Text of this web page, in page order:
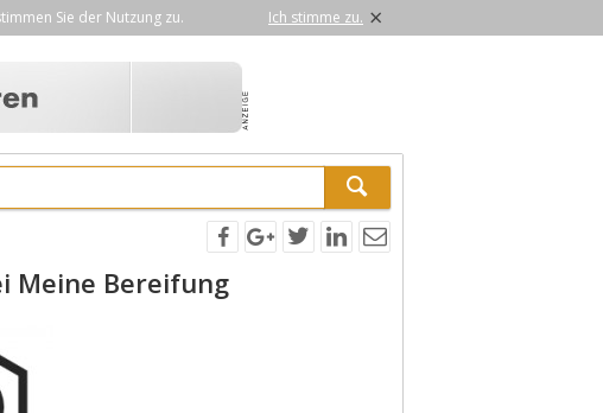
Sie der Nutzung zu. Ich stimme zu. ×
Meine Bereifung